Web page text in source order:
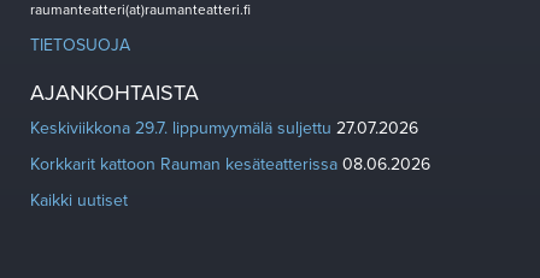
raumanteatteri(at)raumanteatteri.fi
TIETOSUOJA
AJANKOHTAISTA
Keskiviikkona 29.7. lippumyymälä suljettu 27.07.2026
Korkkarit kattoon Rauman kesäteatterissa 08.06.2026
Kaikki uutiset